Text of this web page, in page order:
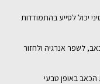
יכול לסייע בהתמודדות
לשפר אנרגיה ולחזור
הכאב באופן טבעי